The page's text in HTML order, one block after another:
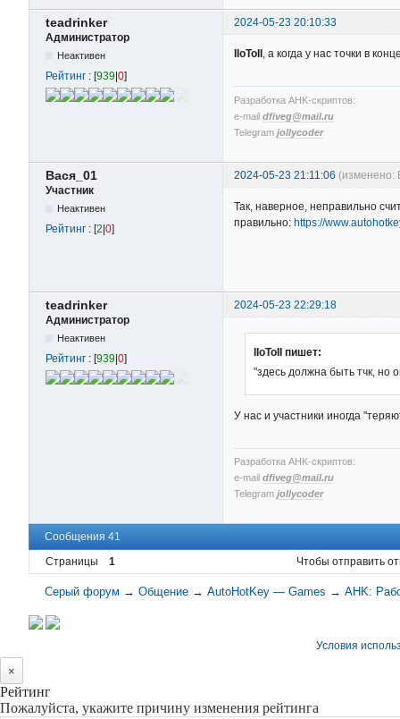
teadrinker
2024-05-23 20:10:33
Администратор
Неактивен
Рейтинг : [939|0]
IIoToII , а когда у нас точки в
Разработка AHK-скриптов:
e-mail dfiveg@mail.ru
Telegram jollycoder
Вася_01 2024-05-23 21:11:06 (изменено:
Участник
Неактивен
Рейтинг : [2|0]
Так, наверное, неправильно
правильно: https://
teadrinker
2024-05-23 22:29:18
Администратор
Неактивен
Рейтинг : [939 0]
IIoToII пишет:
"здесь должна быть тчк, но
У нас и участники иногда
Разработка AHK-скриптов:
e-mail dfiveg@mail.ru
Telegram jollycoder
Сообщения 41
Страницы
1 Чтобы отправить
Серый форум →Общение →AutoHotKey — Games →AHK:
Условия
×
Рейтинг
Пожалуйста, укажите причину изменения рейтинга